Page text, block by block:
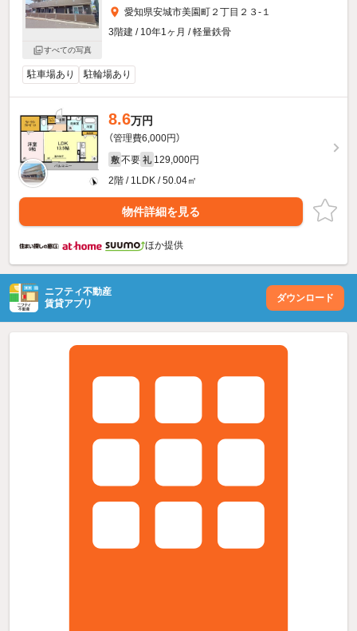
すべての写真
愛知県安城市美園町２丁目２３-１
3階建 / 10年1ヶ月 / 軽量鉄骨
駐車場あり 駐輪場あり
8.6万円
（管理費6,000円）
敷 不要 礼 129,000円
2階 / 1LDK / 50.04㎡
物件詳細を見る
ほか提供
ニフティ不動産
賃貸アプリ
ダウンロード